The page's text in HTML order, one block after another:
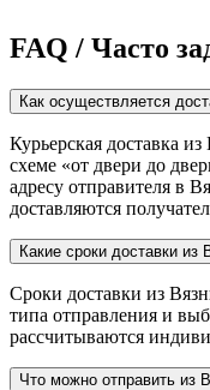
FAQ / Часто
Как осуществляется
Курьерская доставка
схеме «от двери до
адресу отправителя в
доставляются
Какие сроки доставки из
Сроки доставки из
типа отправления и
рассчитываются
Что можно отправить из